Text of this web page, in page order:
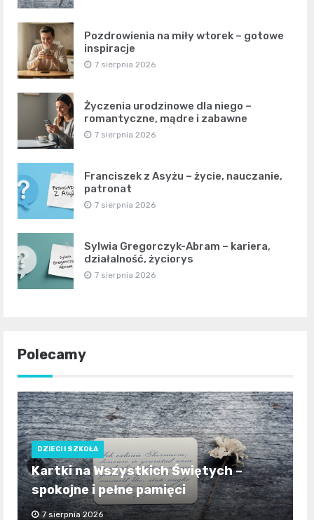
Pozdrowienia na miły wtorek – gotowe
inspiracje
7 sierpnia 2026
Życzenia urodzinowe dla niego –
romantyczne, mądre i zabawne
7 sierpnia 2026
Franciszek z Asyżu – życie, nauczanie,
patronat
7 sierpnia 2026
Sylwia Gregorczyk-Abram – kariera,
działalność, życiorys
7 sierpnia 2026
Polecamy
DZIECI I SZKOŁA
Kartki na Wszystkich Świętych –
spokojne i pełne pamięci
7 sierpnia 2026